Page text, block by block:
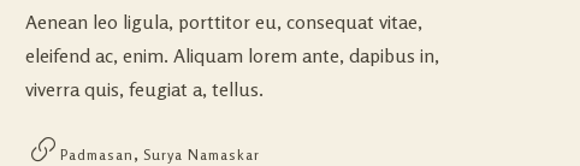
Aenean leo ligula, porttitor eu, consequat vitae,
eleifend ac, enim. Aliquam lorem ante, dapibus in,
viverra quis, feugiat a, tellus.
Padmasan , Surya Namaskar